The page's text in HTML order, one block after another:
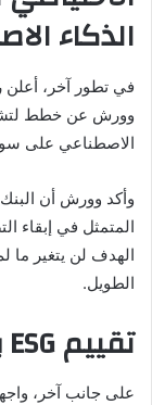
الذكاء
في تطور آخر، أعلن
وورش عن خطط
الاصطناعي على
وأكد وورش أن البنك
الهدف لن يتغير ما
الطويل.
تقييم ESG يضع SpaceX تحت المجهر